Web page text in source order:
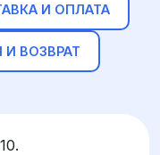
И ОПЛАТА
И ВОЗВРАТ